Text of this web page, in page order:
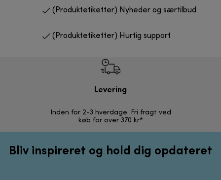
(Produktetiketter) Nyheder og særtilbud
(Produktetiketter) Hurtig support
Levering
Inden for 2-3 hverdage. Fri fragt ved
køb for over 370 kr.*
Bliv inspireret og hold dig opdateret